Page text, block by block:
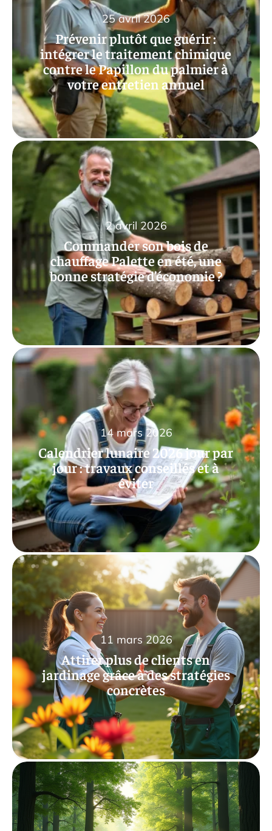
Prévenir plutôt que guérir :
intégrer le traitement chimique
contre le Papillon du palmier à
votre entretien annuel
25 avril 2026
Commander son bois de
chauffage Palette en été, une
bonne stratégie d’économie ?
2 avril 2026
Calendrier lunaire 2026 jour par
jour : travaux conseillés et à
éviter
14 mars 2026
Attirer plus de clients en
jardinage grâce à des stratégies
concrètes
11 mars 2026